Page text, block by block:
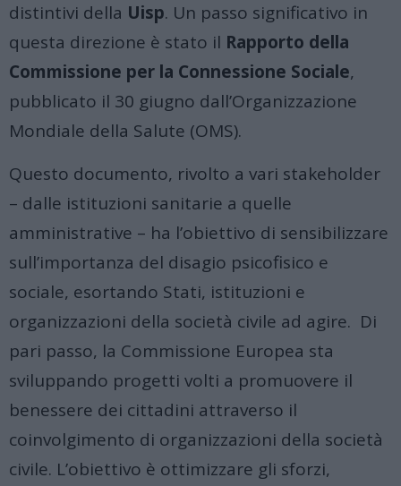
distintivi della Uisp. Un passo significativo in
questa direzione è stato il Rapporto della
Commissione per la Connessione Sociale,
pubblicato il 30 giugno dall’Organizzazione
Mondiale della Salute (OMS).
Questo documento, rivolto a vari stakeholder
– dalle istituzioni sanitarie a quelle
amministrative – ha l’obiettivo di sensibilizzare
sull’importanza del disagio psicofisico e
sociale, esortando Stati, istituzioni e
organizzazioni della società civile ad agire. Di
pari passo, la Commissione Europea sta
sviluppando progetti volti a promuovere il
benessere dei cittadini attraverso il
coinvolgimento di organizzazioni della società
civile. L’obiettivo è ottimizzare gli sforzi,